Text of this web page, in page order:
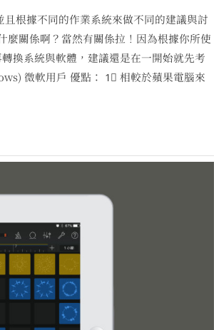
根據不同的作業系統來做不同的建議與討
關係啊？當然有關係拉！因為根據你所使
換系統與軟體，建議還是在一開始就先考
微軟用戶 優點： 1︎⃣ 相較於蘋果電腦來